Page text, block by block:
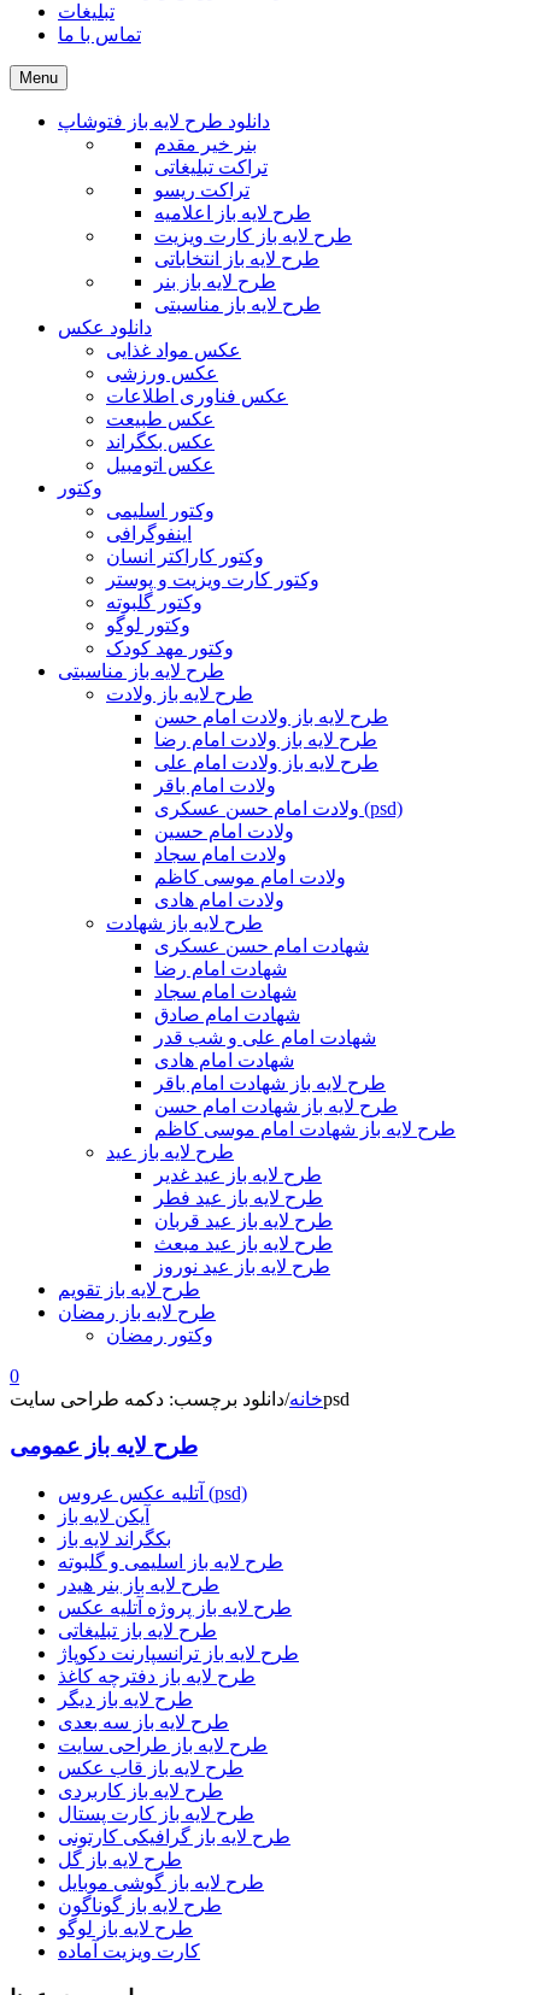
تبلیغات
تماس با ما
Menu
دانلود طرح لایه باز فتوشاپ
بنر خیر مقدم
تراکت تبلیغاتی
تراکت ریسو
طرح لایه باز اعلامیه
طرح لایه باز کارت ویزیت
طرح لایه باز انتخاباتی
طرح لایه باز بنر
طرح لایه باز مناسبتی
دانلود عکس
عکس مواد غذایی
عکس ورزشی
عکس فناوری اطلاعات
عکس طبیعت
عکس بکگراند
عکس اتومبیل
وکتور
وکتور اسلیمی
اینفوگرافی
وکتور کاراکتر انسان
وکتور کارت ویزیت و پوستر
وکتور گلبوته
وکتور لوگو
وکتور مهد کودک
طرح لایه باز مناسبتی
طرح لایه باز ولادت
طرح لایه باز ولادت امام حسن
طرح لایه باز ولادت امام رضا
طرح لایه باز ولادت امام علی
ولادت امام باقر
ولادت امام حسن عسکری (psd)
ولادت امام حسین
ولادت امام سجاد
ولادت امام موسی کاظم
ولادت امام هادی
طرح لایه باز شهادت
شهادت امام حسن عسکری
شهادت امام رضا
شهادت امام سجاد
شهادت امام صادق
شهادت امام علی و شب قدر
شهادت امام هادی
طرح لایه باز شهادت امام باقر
طرح لایه باز شهادت امام حسن
طرح لایه باز شهادت امام موسی کاظم
طرح لایه باز عید
طرح لایه باز عید غدیر
طرح لایه باز عید فطر
طرح لایه باز عید قربان
طرح لایه باز عید مبعث
طرح لایه باز عید نوروز
طرح لایه باز تقویم
طرح لایه باز رمضان
وکتور رمضان
0
خانه/ دانلود برچسب: دکمه طراحی سایتpsd
طرح لایه باز عمومی
آتلیه عکس عروس (psd)
آیکن لایه باز
بکگراند لایه باز
طرح لایه باز اسلیمی و گلبوته
طرح لایه باز بنر هیدر
طرح لایه باز پروژه آتلیه عکس
طرح لایه باز تبلیغاتی
طرح لایه باز ترانسپارنت دکوپاژ
طرح لایه باز دفترچه کاغذ
طرح لایه باز دیگر
طرح لایه باز سه بعدی
طرح لایه باز طراحی سایت
طرح لایه باز قاب عکس
طرح لایه باز کاربردی
طرح لایه باز کارت پستال
طرح لایه باز گرافیکی کارتونی
طرح لایه باز گل
طرح لایه باز گوشی موبایل
طرح لایه باز گوناگون
طرح لایه باز لوگو
کارت ویزیت آماده